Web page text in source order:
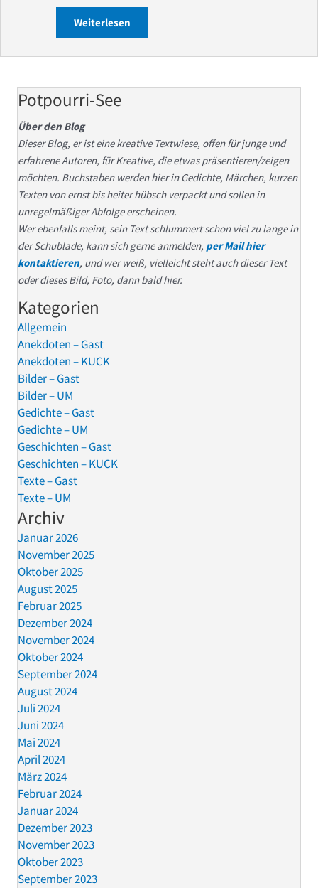
Weiterlesen
Potpourri-See
Über den Blog
Dieser Blog, er ist eine kreative Textwiese, offen für junge und
erfahrene Autoren, für Kreative, die etwas präsentieren/zeigen
möchten. Buchstaben werden hier in Gedichte, Märchen, kurzen
Texten von ernst bis heiter hübsch verpackt und sollen in
unregelmäßiger Abfolge erscheinen.
Wer ebenfalls meint, sein Text schlummert schon viel zu lange in
der Schublade, kann sich gerne anmelden, per Mail hier
kontaktieren, und wer weiß, vielleicht steht auch dieser Text
oder dieses Bild, Foto, dann bald hier.
Kategorien
Allgemein
Anekdoten – Gast
Anekdoten – KUCK
Bilder – Gast
Bilder – UM
Gedichte – Gast
Gedichte – UM
Geschichten – Gast
Geschichten – KUCK
Texte – Gast
Texte – UM
Archiv
Januar 2026
November 2025
Oktober 2025
August 2025
Februar 2025
Dezember 2024
November 2024
Oktober 2024
September 2024
August 2024
Juli 2024
Juni 2024
Mai 2024
April 2024
März 2024
Februar 2024
Januar 2024
Dezember 2023
November 2023
Oktober 2023
September 2023